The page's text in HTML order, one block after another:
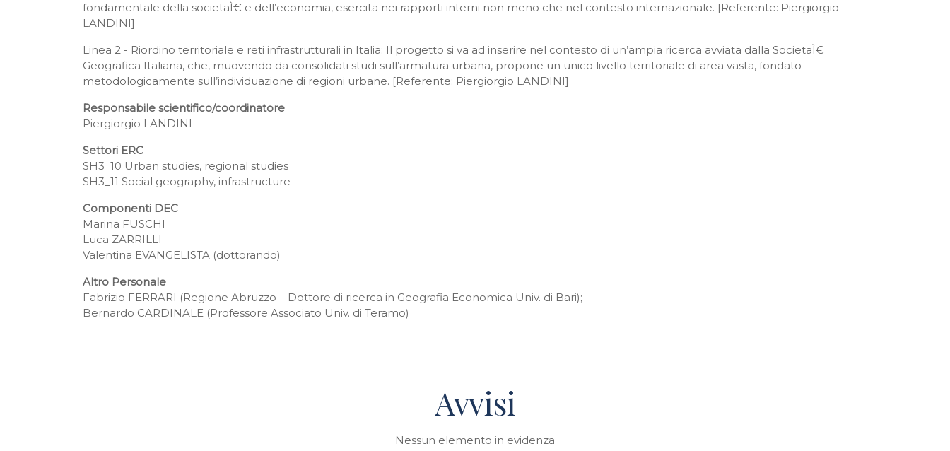
fondamentale della societaÌ€ e dell’economia, esercita nei rapporti interni non meno che nel contesto internazionale. [Referente: Piergiorgio
LANDINI]
Linea 2 - Riordino territoriale e reti infrastrutturali in Italia: Il progetto si va ad inserire nel contesto di un’ampia ricerca avviata dalla SocietaÌ€
Geografica Italiana, che, muovendo da consolidati studi sull’armatura urbana, propone un unico livello territoriale di area vasta, fondato
metodologicamente sull’individuazione di regioni urbane. [Referente: Piergiorgio LANDINI]
Responsabile scientifico/coordinatore
Piergiorgio LANDINI
Settori ERC
SH3_10 Urban studies, regional studies
SH3_11 Social geography, infrastructure
Componenti DEC
Marina FUSCHI
Luca ZARRILLI
Valentina EVANGELISTA (dottorando)
Altro Personale
Fabrizio FERRARI (Regione Abruzzo – Dottore di ricerca in Geografia Economica Univ. di Bari);
Bernardo CARDINALE (Professore Associato Univ. di Teramo)
Avvisi
Nessun elemento in evidenza